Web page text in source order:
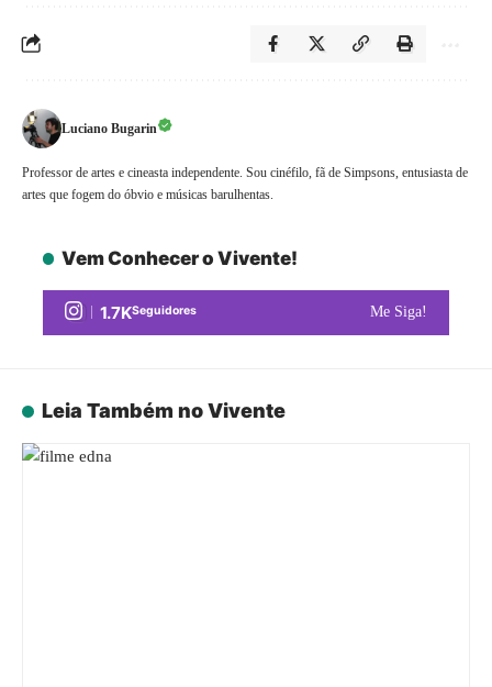
Luciano Bugarin
Professor de artes e cineasta independente. Sou cinéfilo, fã de Simpsons, entusiasta de
artes que fogem do óbvio e músicas barulhentas.
Vem Conhecer o Vivente!
1.7KSeguidores Me Siga!
Leia Também no Vivente